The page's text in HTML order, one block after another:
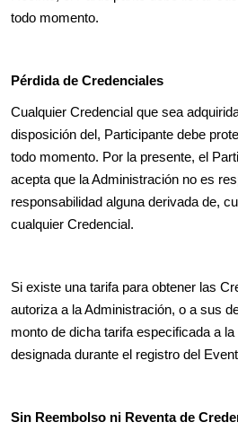
todo momento.
Pérdida de Credenciales
Cualquier Credencial que sea
disposición del, Participante debe
todo momento. Por la presente, el
acepta que la Administración no es
responsabilidad alguna derivada de,
cualquier Credencial.
Si existe una tarifa para obtener las
autoriza a la Administración, o a sus
monto de dicha tarifa especificada a
designada durante el registro del
Sin Reembolso ni Reventa de